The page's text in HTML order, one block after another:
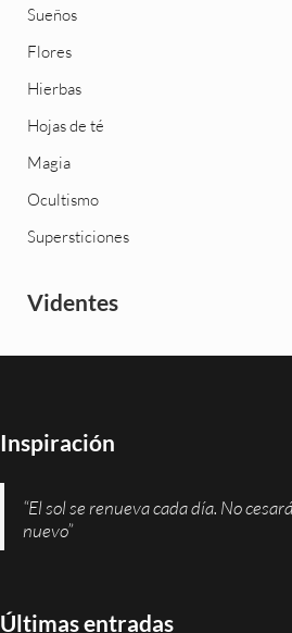
Sueños
Flores
Hierbas
Hojas de té
Magia
Ocultismo
Supersticiones
Videntes
Inspiración
“El sol se renueva cada día. No
nuevo”
Últimas entradas